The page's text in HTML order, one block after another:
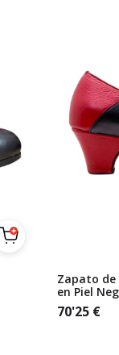
Zapato de
en Piel
70'25 €